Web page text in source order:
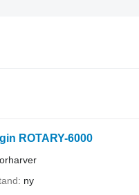
ROTARY-6000
ny